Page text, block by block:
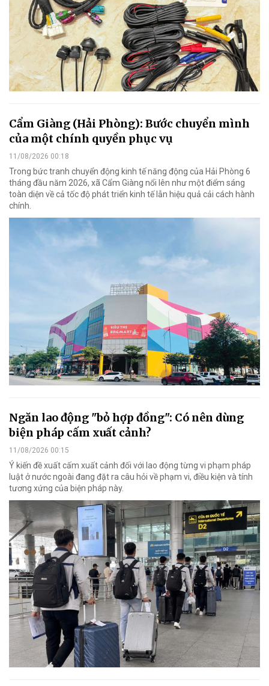
Cẩm Giàng (Hải Phòng): Bước chuyển mình
của một chính quyền phục vụ
11/08/2026 00:18
Trong bức tranh chuyển động kinh tế năng động của Hải Phòng 6
tháng đầu năm 2026, xã Cẩm Giàng nổi lên như một điểm sáng
toàn diện về cả tốc độ phát triển kinh tế lẫn hiệu quả cải cách hành
chính.
Ngăn lao động "bỏ hợp đồng": Có nên dùng
biện pháp cấm xuất cảnh?
11/08/2026 00:15
Ý kiến đề xuất cấm xuất cảnh đối với lao động từng vi phạm pháp
luật ở nước ngoài đang đặt ra câu hỏi về phạm vi, điều kiện và tính
tương xứng của biện pháp này.